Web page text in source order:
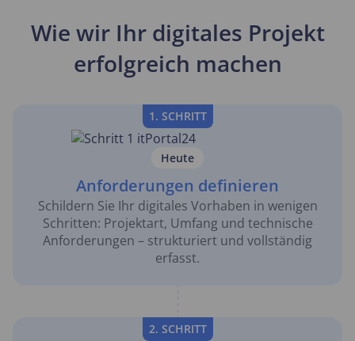
Wie wir Ihr digitales Projekt
erfolgreich machen
1. SCHRITT
Heute
Anforderungen definieren
Schildern Sie Ihr digitales Vorhaben in wenigen
Schritten: Projektart, Umfang und technische
Anforderungen – strukturiert und vollständig
erfasst.
2. SCHRITT